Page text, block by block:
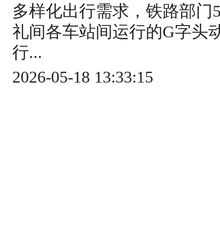
多样化出行需求，铁路部门
礼间各车站间运行的G字头
行...
2026-05-18 13:33:15